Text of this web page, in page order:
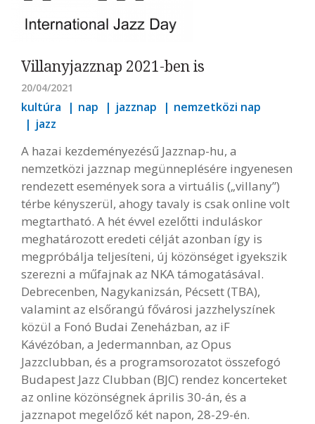
Villanyjazznap 2021-ben is
20/04/2021
kultúra nap jazznap
nemzetközi nap
jazz
A hazai kezdeményezésű Jazznap-hu, a
nemzetközi jazznap megünneplésére ingyenesen
rendezett események sora a virtuális („villany”)
térbe kényszerül, ahogy tavaly is csak online volt
megtartható. A hét évvel ezelőtti induláskor
meghatározott eredeti célját azonban így is
megpróbálja teljesíteni, új közönséget igyekszik
szerezni a műfajnak az NKA támogatásával.
Debrecenben, Nagykanizsán, Pécsett (TBA),
valamint az elsőrangú fővárosi jazzhelyszínek
közül a Fonó Budai Zeneházban, az iF
Kávézóban, a Jedermannban, az Opus
Jazzclubban, és a programsorozatot összefogó
Budapest Jazz Clubban (BJC) rendez koncerteket
az online közönségnek április 30-án, és a
jazznapot megelőző két napon, 28-29-én.